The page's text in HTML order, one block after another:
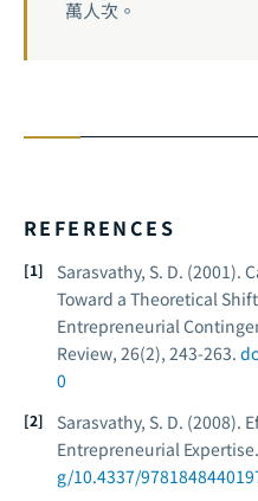
萬人次。
REFERENCES
Sarasvathy, S. D. (2001).
Toward a Theoretical
Entrepreneurial
Review, 26(2), 243-263.
0
Sarasvathy, S. D. (2008).
Entrepreneurial Expertise.
g/10.4337/